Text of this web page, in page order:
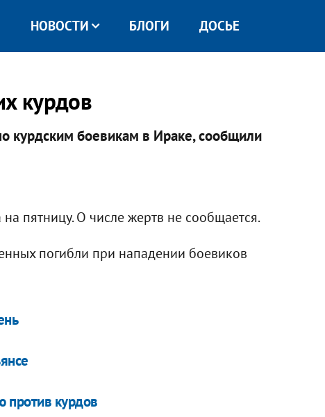
НОВОСТИ БЛОГИ ДОСЬЕ
курдов
курдским боевикам в Ираке, сообщили
пятницу. О числе жертв не сообщается.
погибли при нападении боевиков
против курдов